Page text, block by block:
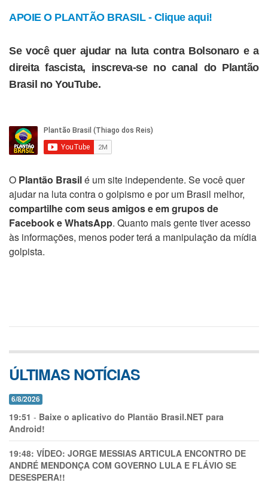
APOIE O PLANTÃO BRASIL - Clique aqui!
Se você quer ajudar na luta contra Bolsonaro e a
direita fascista, inscreva-se no canal do Plantão
Brasil no YouTube.
O Plantão Brasilé um site independente. Se você quer
ajudar na luta contra o golpismo e por um Brasil melhor,
compartilhe com seus amigos e em grupos de
Facebook e WhatsApp. Quanto mais gente tiver acesso
às informações, menos poder terá a manipulação da mídia
golpista.
ÚLTIMAS NOTÍCIAS
6/8/2026
19:51 - Baixe o aplicativo do Plantão Brasil.NET para
Android!
19:48: VÍDEO: JORGE MESSIAS ARTICULA ENCONTRO DE
ANDRÉ MENDONÇA COM GOVERNO LULA E FLÁVIO SE
DESESPERA!!